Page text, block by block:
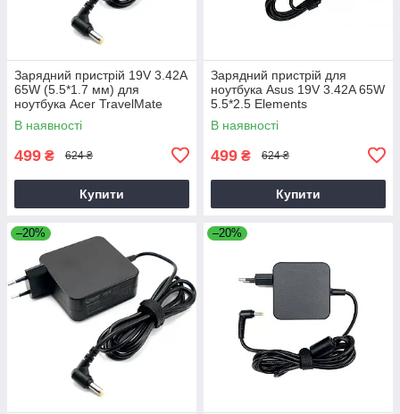
Зарядний пристрій 19V 3.42A
65W (5.5*1.7 мм) для
ноутбука Acer TravelMate
P2510-G2-M
В наявності
499 ₴ 624 ₴
Купити
Зарядний пристрій для
ноутбука Asus 19V 3.42A 65W
5.5*2.5 Elements
В наявності
499 ₴ 624 ₴
Купити
–20% –20%